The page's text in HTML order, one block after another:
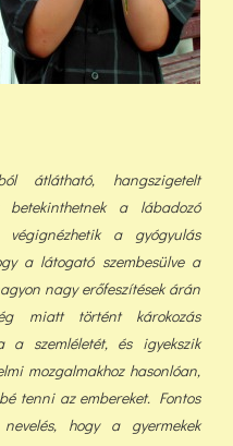
átlátható, hangszigetelt
a lábadozó
a gyógyulás
a látogató szembesülve a
nagy erőfeszítések árán
miatt történt károkozás
a szemléletét, és igyekszik
mozgalmakhoz hasonlóan,
tenni az embereket. Fontos
hogy a gyermekek